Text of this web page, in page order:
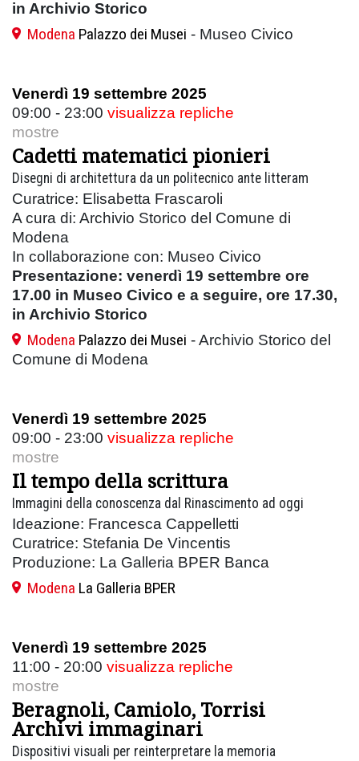
in Archivio Storico
Modena Palazzo dei Musei - Museo Civico
Venerdì 19 settembre 2025
09:00 - 23:00 visualizza repliche
mostre
Cadetti matematici pionieri
Disegni di architettura da un politecnico ante litteram
Curatrice: Elisabetta Frascaroli
A cura di: Archivio Storico del Comune di
Modena
In collaborazione con: Museo Civico
Presentazione: venerdì 19 settembre ore
17.00 in Museo Civico e a seguire, ore 17.30,
in Archivio Storico
Modena Palazzo dei Musei - Archivio Storico del
Comune di Modena
Venerdì 19 settembre 2025
09:00 - 23:00 visualizza repliche
mostre
Il tempo della scrittura
Immagini della conoscenza dal Rinascimento ad oggi
Ideazione: Francesca Cappelletti
Curatrice: Stefania De Vincentis
Produzione: La Galleria BPER Banca
Modena La Galleria BPER
Venerdì 19 settembre 2025
11:00 - 20:00 visualizza repliche
mostre
Beragnoli, Camiolo, Torrisi
Archivi immaginari
Dispositivi visuali per reinterpretare la memoria